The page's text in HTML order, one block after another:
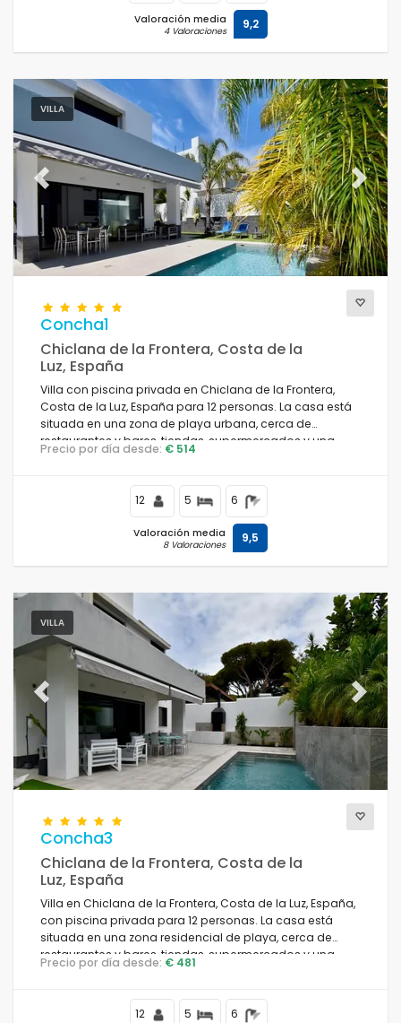
Valoración media
4 Valoraciones 9,2
VILLA
Previous Next
Concha1
Chiclana de la Frontera, Costa de la
Luz, España
Villa con piscina privada en Chiclana de la Frontera,
Costa de la Luz, España para 12 personas. La casa está
situada en una zona de playa urbana, cerca de
restaurantes y bares, tiendas, supermercados y una
pista de tenis, y se encuentra a 500 m de la playa de La
Precio por día desde: € 514
12 5 6
Valoración media
8 Valoraciones 9,5
VILLA
Previous Next
Concha3
Chiclana de la Frontera, Costa de la
Luz, España
Villa en Chiclana de la Frontera, Costa de la Luz, España,
con piscina privada para 12 personas. La casa está
situada en una zona residencial de playa, cerca de
restaurantes y bares, tiendas, supermercados y una
cancha de tenis, y se encuentra a 500 m de la playa de
Precio por día desde: € 481
12 5 6